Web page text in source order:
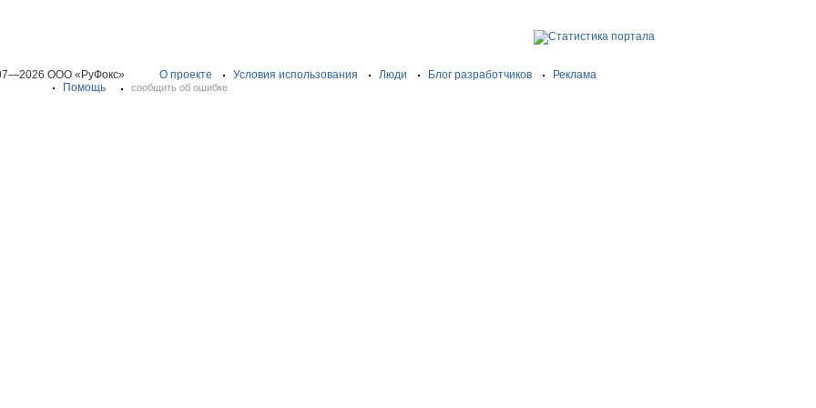
ООО «РуФокс» О проекте Условия использования Люди Блог разработчиков
Реклама
Помощь
сообщить об ошибке